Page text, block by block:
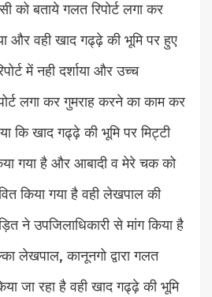
को बताये गलत रिपोर्ट लगा कर
और वही खाद गढ्ढ़े की भूमि पर हुए
में नही दर्शाया और उच्च
लगा कर गुमराह करने का काम कर
कि खाद गढ्ढ़े की भूमि पर मिट्टी
गया है और आबादी व मेरे चक को
किया गया है वही लेखपाल की
ने उपजिलाधिकारी से मांग किया है
लेखपाल, कानूनगो द्वारा गलत
जा रहा है वही खाद गढ्ढ़े की भूमि